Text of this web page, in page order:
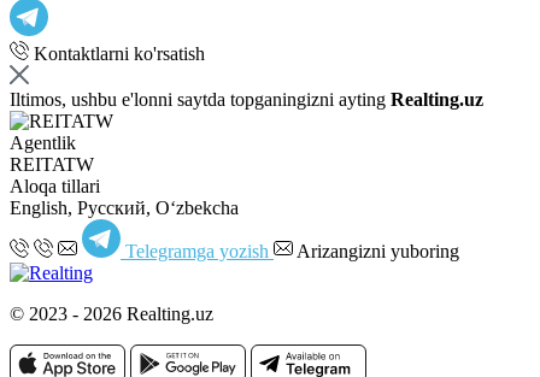
Kontaktlarni ko'rsatish
Iltimos, ushbu e'lonni saytda topganingizni ayting Realting.uz
Agentlik
REITATW
Aloqa tillari
English, Русский, Oʻzbekcha
Telegramga yozish Arizangizni yuboring
© 2023 - 2026 Realting.uz